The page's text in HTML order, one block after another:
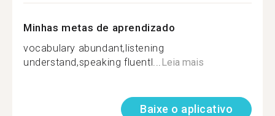
Minhas metas de aprendizado
vocabulary abundant,listening
understand,speaking fluentl...Leia mais
Baixe o aplicativo